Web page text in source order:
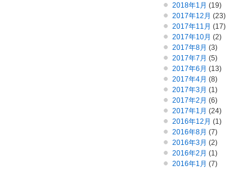
2018年1月 (19)
2017年12月 (23)
2017年11月 (17)
2017年10月 (2)
2017年8月 (3)
2017年7月 (5)
2017年6月 (13)
2017年4月 (8)
2017年3月 (1)
2017年2月 (6)
2017年1月 (24)
2016年12月 (1)
2016年8月 (7)
2016年3月 (2)
2016年2月 (1)
2016年1月 (7)